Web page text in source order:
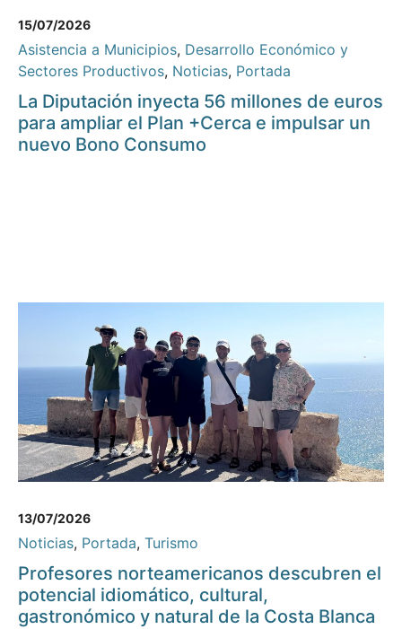
15/07/2026
Asistencia a Municipios, Desarrollo Económico y
Sectores Productivos, Noticias, Portada
La Diputación inyecta 56 millones de euros
para ampliar el Plan +Cerca e impulsar un
nuevo Bono Consumo
13/07/2026
Noticias, Portada, Turismo
Profesores norteamericanos descubren el
potencial idiomático, cultural,
gastronómico y natural de la Costa Blanca